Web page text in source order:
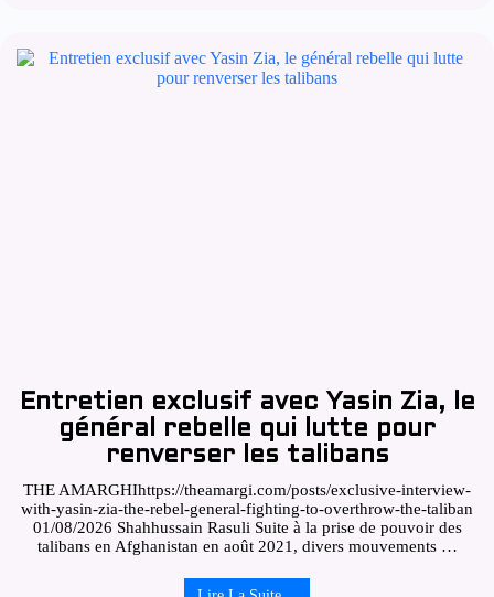
Entretien exclusif avec Yasin Zia, le
général rebelle qui lutte pour
renverser les talibans
THE AMARGHIhttps://theamargi.com/posts/exclusive-interview-
with-yasin-zia-the-rebel-general-fighting-to-overthrow-the-taliban
01/08/2026 Shahhussain Rasuli Suite à la prise de pouvoir des
talibans en Afghanistan en août 2021, divers mouvements …